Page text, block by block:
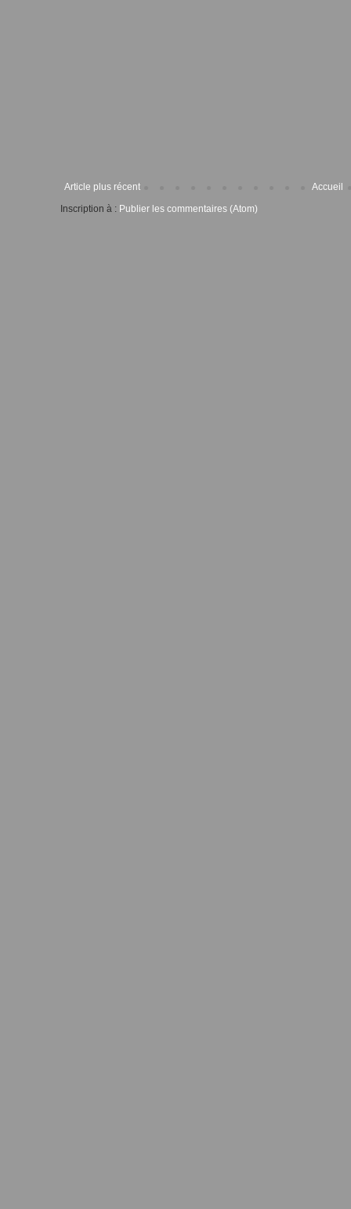
Article plus récent
Accueil
Inscription à : Publier les commentaires (Atom)